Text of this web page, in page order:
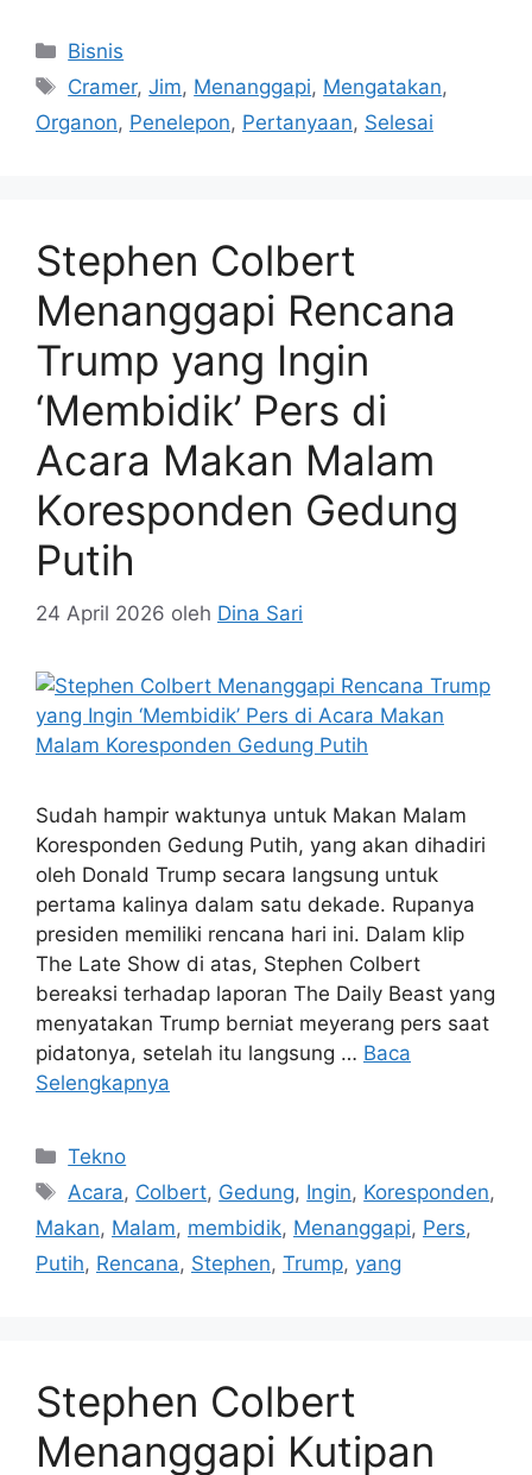
Kategori
Bisnis
Tag
Cramer,Jim, Menanggapi, Mengatakan,
Organon, Penelepon, Pertanyaan, Selesai
Stephen Colbert
Menanggapi Rencana
Trump yang Ingin
‘Membidik’ Pers di
Acara Makan Malam
Koresponden Gedung
Putih
24 April 2026 oleh Dina Sari
Sudah hampir waktunya untuk Makan Malam
Koresponden Gedung Putih, yang akan dihadiri
oleh Donald Trump secara langsung untuk
pertama kalinya dalam satu dekade. Rupanya
presiden memiliki rencana hari ini. Dalam klip
The Late Show di atas, Stephen Colbert
bereaksi terhadap laporan The Daily Beast yang
menyatakan Trump berniat meyerang pers saat
pidatonya, setelah itu langsung … Baca
Selengkapnya
Kategori
Tekno
Tag
Acara, Colbert, Gedung, Ingin, Koresponden,
Makan, Malam, membidik, Menanggapi, Pers,
Putih, Rencana, Stephen, Trump, yang
Stephen Colbert
Menanggapi Kutipan